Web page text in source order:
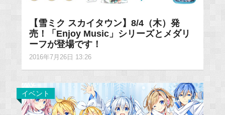
【雪ミク スカイタウン】8/4（木）発
売！「Enjoy Music」シリーズとメダリ
ーフが登場です！
2016年7月26日 13:26
イベント